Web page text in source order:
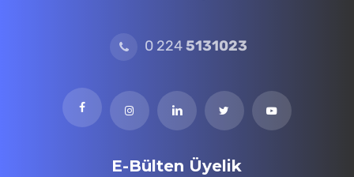
0 2245131023
E-Bülten Üyelik